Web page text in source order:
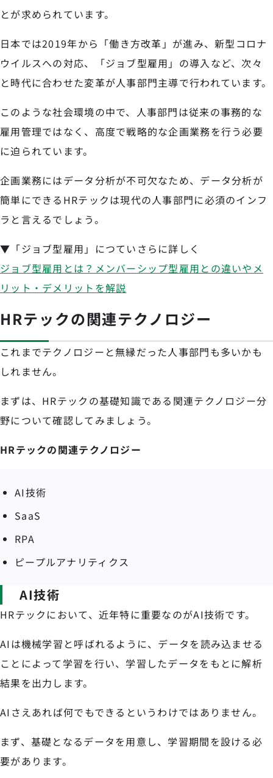
とが求められています。
日本では2019年から「働き方改革」が進み、新型コロナ
ウイルスへの対応、「ジョブ型雇用」の導入など、次々
と時代に合わせた変革が人事部門主導で行われています。
このような社会環境の中で、人事部門は従来の事務的な
雇用管理ではなく、高度で戦略的な企画業務を行う必要
に迫られています。
企画業務にはデータ分析が不可欠なため、データ分析が
簡単にできるHRテックは現代の人事部門に必須のインフ
ラと言えるでしょう。
▼「ジョブ型雇用」につていさらに詳しく
ジョブ型雇用とは？メンバーシップ型雇用との違いやメ
リット・デメリットを解説
HRテックの関連テクノロジー
これまでテクノロジーと無縁だった人事部門も多いかも
しれません。
まずは、HRテックの基礎知識である関連テクノロジー分
野について確認してみましょう。
HRテックの関連テクノロジー
AI技術
SaaS
RPA
ピープルアナリティクス
AI技術
HRテックにおいて、近年特に重要なのがAI技術です。
AIは機械学習と呼ばれるように、データを読み込ませる
ことによって学習を行い、学習したデータをもとに解析
結果を出力します。
AIさえあれば何でもできるというわけではありません。
まず、基礎となるデータを用意し、学習期間を設ける必
要があります。